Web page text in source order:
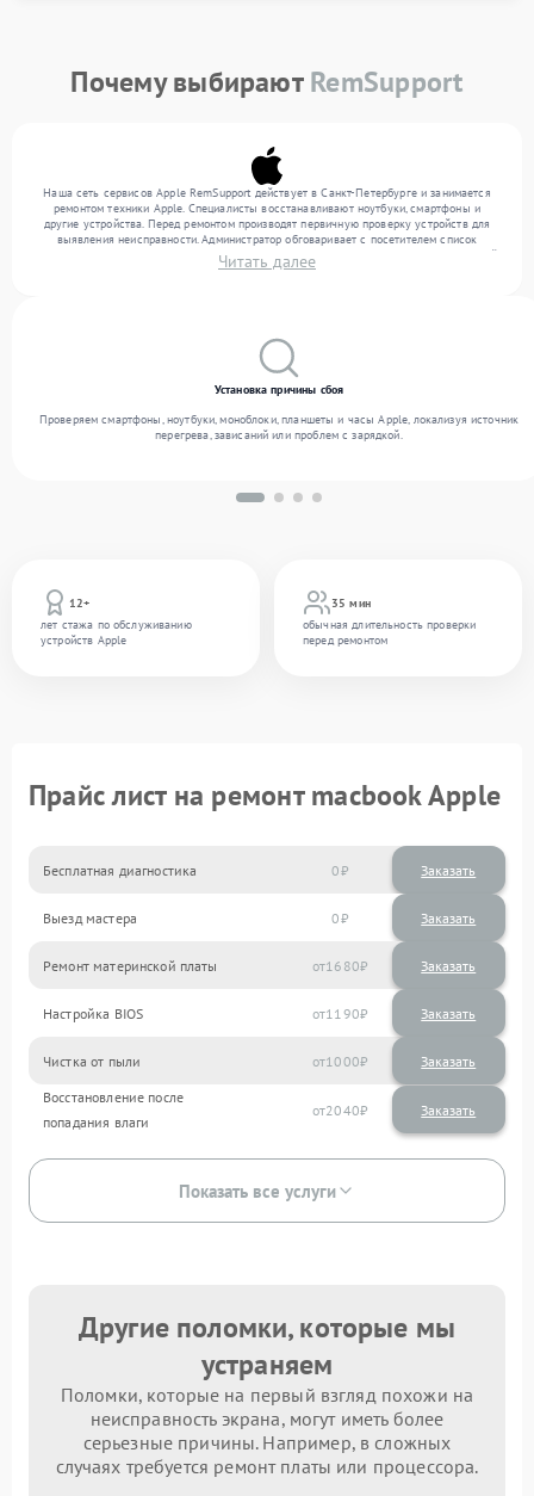
Почему выбираютRemSupport
Наша сеть сервисов Apple RemSupport действует в Санкт-Петербурге и занимается
ремонтом техники Apple. Специалисты восстанавливают ноутбуки, смартфоны и
другие устройства. Перед ремонтом производят первичную проверку устройств для
выявления неисправности. Администратор обговаривает с посетителем список
нужных услуг и цену. Только потом техники осуществляют восстановление с заменой
запчастей по необходимости. По окончании работ их качество подтверждается
Читать далее
12+
лет стажа по обслуживанию
устройств Apple
35 мин
обычная длительность проверки
перед ремонтом
Установка причины сбоя
Проверяем смартфоны, ноутбуки, моноблоки, планшеты и часы Apple, локализуя источник
перегрева, зависаний или проблем с зарядкой.
Прайс лист на ремонт macbook Apple
Бесплатная диагностика 0 Заказать
Выезд мастера 0 Заказать
Ремонт материнской платы 1680
Настройка BIOS 1190
Чистка от пыли 1000
Восстановление после
попадания влаги
2040
Показать все услуги
Другие поломки, которые мы
устраняем
Поломки, которые на первый взгляд похожи на
неисправность экрана, могут иметь более
серьезные причины. Например, в сложных
случаях требуется ремонт платы или процессора.